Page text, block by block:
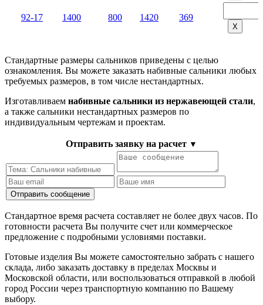
92-17 1400 800 1420 369
Х
Стандартные размеры сальников приведены с целью
ознакомления. Вы можете заказать набивные сальники любых
требуемых размеров, в том числе нестандартных.
Изготавливаем набивные сальники из нержавеющей стали,
а также сальники нестандартных размеров по
индивидуальным чертежам и проектам.
Отправить заявку на расчет ▼
Стандартное время расчета составляет не более двух часов. По
готовности расчета Вы получите счет или коммерческое
предложение с подробными условиями поставки.
Готовые изделия Вы можете самостоятельно забрать с нашего
склада, либо заказать доставку в пределах Москвы и
Московской области, или воспользоваться отправкой в любой
город России через транспортную компанию по Вашему
выбору.